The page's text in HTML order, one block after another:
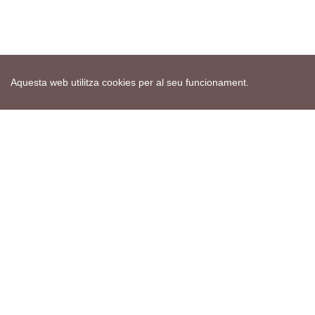
Aquesta web utilitza cookies per al seu funcionament.